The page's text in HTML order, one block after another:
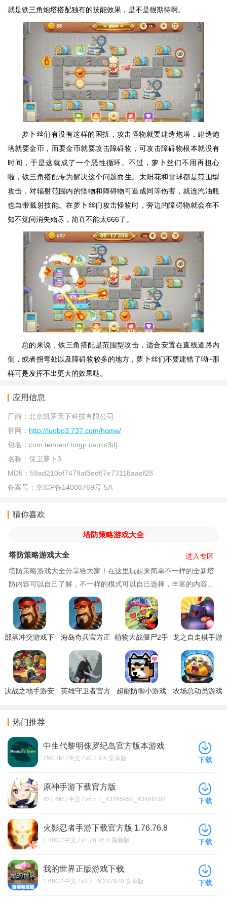
就是铁三角炮塔搭配独有的技能效果，是不是很期待啊。
萝卜丝们有没有这样的困扰，攻击怪物就要建造炮塔，建造炮
塔就要金币，而要金币就要攻击障碍物，可攻击障碍物根本就没有
时间，于是这就成了一个恶性循环。不过，萝卜丝们不用再担心
啦，铁三角搭配专为解决这个问题而生。太阳花和雪球都是范围型
攻击，对辐射范围内的怪物和障碍物可造成同等伤害，就连汽油瓶
也自带溅射技能。在萝卜丝们攻击怪物时，旁边的障碍物就会在不
知不觉间消失殆尽，简直不能太666了。
总的来说，铁三角搭配是范围型攻击，适合安置在直线道路内
侧，或者拐弯处以及障碍物较多的地方，萝卜丝们不要建错了呦~那
样可是发挥不出更大的效果哒。
应用信息
厂商： 北京凯罗天下科技有限公司
官网： http://luobo3.737.com/home/
包名： com.tencent.tmgp.carrot3dj
名称： 保卫萝卜3
MD5： 59ad210ef7479af3ed67e73118aaef28
备案号： 京ICP备14008769号-5A
猜你喜欢
塔防策略游戏大全
塔防策略游戏大全
塔防策略游戏大全分享给大家！在这里玩起来简单不一样的全新塔
防内容可以自己了解，不一样的模式可以自己选择，丰富的内容可
以自己玩，如果你也喜欢的话记得来肥宅姬下载体
进入专区
部落冲突游戏下
海岛奇兵官方正 植物大战僵尸2手 龙之自走棋手游
决战之地手游安
英雄守卫者官方
超能防御小游戏
农场总动员游戏
热门推荐
中生代黎明侏罗纪岛官方版本游戏
下载(Mesozoic Dawn)
750.2M / 中文 / v0.7.9.5 安卓版 下载
原神手游下载官方版
427.6M / 中文 / v6.5.1_43295958_43466102
下载
火影忍者手游下载官方版 1.76.76.8
1.80G / 中文 / v1.76.76.8 最新版 下载
我的世界正版游戏下载
1.66G / 中文 / v3.7.15.287970 安卓版 下载